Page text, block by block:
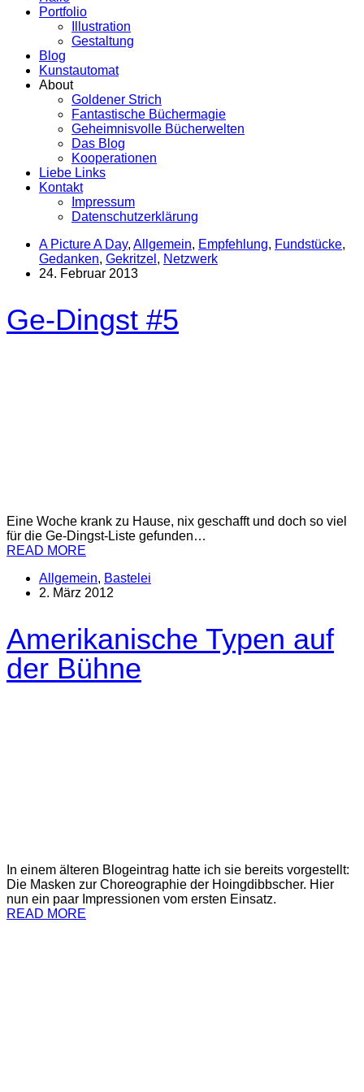
Portfolio
Illustration
Gestaltung
Blog
Kunstautomat
About
Goldener Strich
Fantastische Büchermagie
Geheimnisvolle Bücherwelten
Das Blog
Kooperationen
Liebe Links
Kontakt
Impressum
Datenschutzerklärung
A Picture A Day, Allgemein, Empfehlung, Fundstücke,
Gedanken, Gekritzel , Netzwerk
24. Februar 2013
Ge-Dingst #5
Eine Woche krank zu Hause, nix geschafft und doch so viel
für die Ge-Dingst-Liste gefunden…
READ MORE
Allgemein, Bastelei
2. März 2012
Amerikanische Typen auf
der Bühne
In einem älteren Blogeintrag hatte ich sie bereits vorgestellt:
Die Masken zur Choreographie der Hoingdibbscher. Hier
nun ein paar Impressionen vom ersten Einsatz.
READ MORE